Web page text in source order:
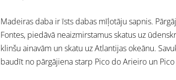
Madeiras daba ir īsts dabas mīļotāju sapnis.
Fontes, piedāvā neaizmirstamus skatus uz
klinšu ainavām un skatu uz Atlantijas okeānu.
baudīt no pārgājiena starp Pico do Arieiro un Pico